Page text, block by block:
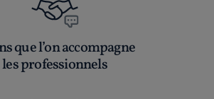
le 22-05-2019
vous certaine d'avoir lu
que l’on accompagne
les professionnels